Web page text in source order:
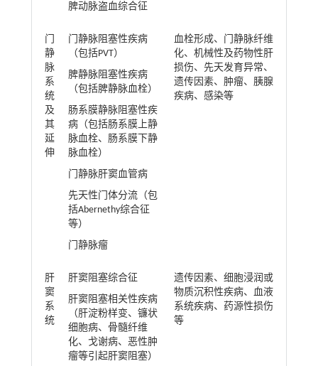
脾动脉盗血综合征
门
静
脉
系
统
及
其
延
伸
门静脉阻塞性疾病
（包括PVT）
脾静脉阻塞性疾病
（包括脾静脉血栓）
肠系膜静脉阻塞性疾
病（包括肠系膜上静
脉血栓、肠系膜下静
脉血栓）
门静脉肝窦血管病
先天性门体分流（包
括Abernethy综合征
等）
门静脉瘤
血栓形成、门静脉纤维
化、机械性及药物性肝
损伤、先天发育异常、
遗传因素、肿瘤、胰腺
疾病、感染等
肝
窦
系
统
肝窦阻塞综合征
肝窦阻塞相关性疾病
（肝淀粉样变、镰状
细胞病、骨髓纤维
化、戈谢病、恶性肿
瘤等引起肝窦阻塞）
遗传因素、细胞浸润或
物质沉积性疾病、血液
系统疾病、药源性损伤
等